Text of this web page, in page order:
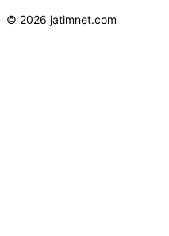
© 2026 jatimnet.com